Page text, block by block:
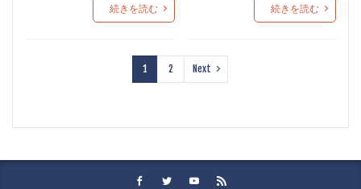
続きを読む 続きを読む
1 2 Next